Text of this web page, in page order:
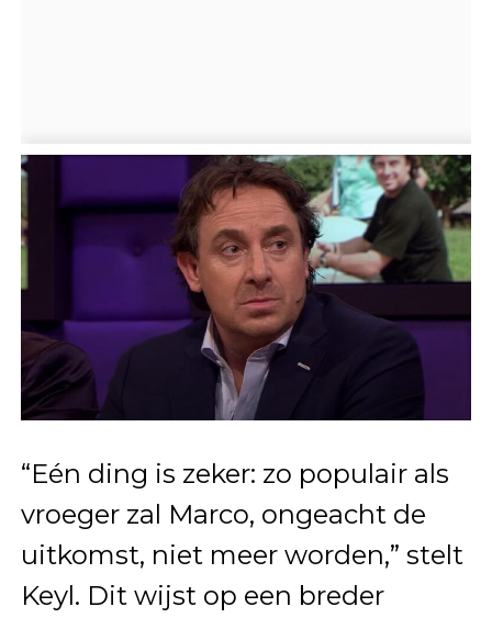
“Eén ding is zeker: zo populair als
vroeger zal Marco, ongeacht de
uitkomst, niet meer worden,” stelt
Keyl. Dit wijst op een breder